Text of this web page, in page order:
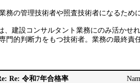
務の管理技術者や照査技術者になるため
、建設コンサルタント業務にのみ活かせ
門的判断力をもつ技術者。業務の最終責
Re: 令和7年合格率